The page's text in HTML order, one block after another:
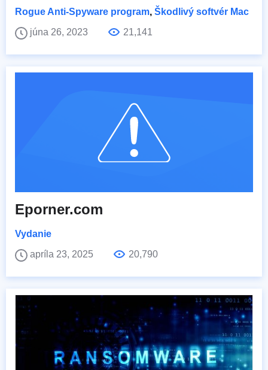
Rogue Anti-Spyware program, Škodlivý softvér Mac
júna 26, 2023
21,141
Eporner.com
Vydanie
apríla 23, 2025
20,790